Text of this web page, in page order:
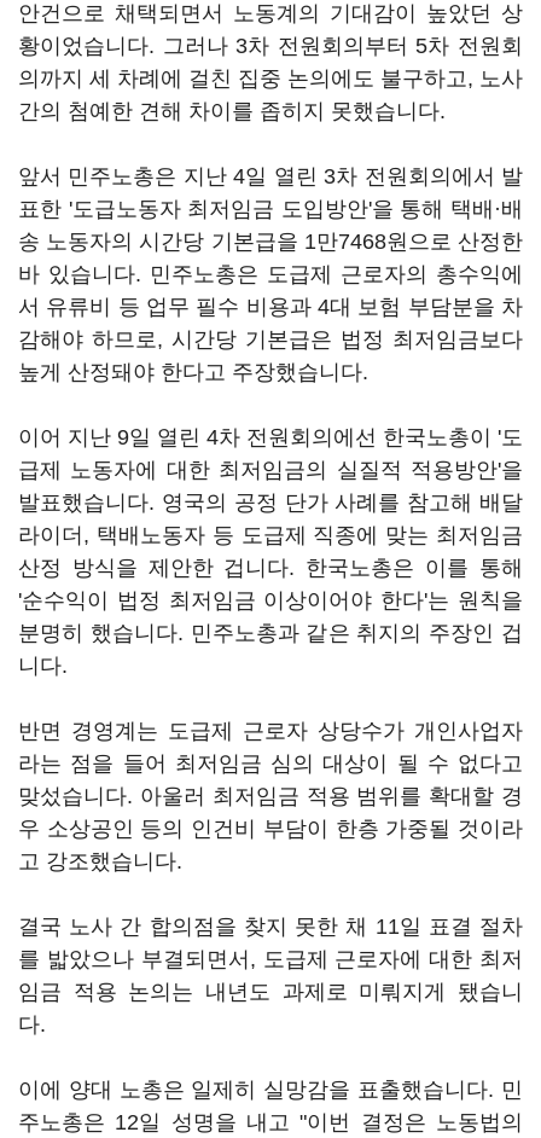
안건으로 채택되면서 노동계의 기대감이 높았던 상
황이었습니다. 그러나 3차 전원회의부터 5차 전원회
의까지 세 차례에 걸친 집중 논의에도 불구하고, 노사
간의 첨예한 견해 차이를 좁히지 못했습니다.
앞서 민주노총은 지난 4일 열린 3차 전원회의에서 발
표한 '도급노동자 최저임금 도입방안'을 통해 택배·배
송 노동자의 시간당 기본급을 1만7468원으로 산정한
바 있습니다. 민주노총은 도급제 근로자의 총수익에
서 유류비 등 업무 필수 비용과 4대 보험 부담분을 차
감해야 하므로, 시간당 기본급은 법정 최저임금보다
높게 산정돼야 한다고 주장했습니다.
이어 지난 9일 열린 4차 전원회의에선 한국노총이 '도
급제 노동자에 대한 최저임금의 실질적 적용방안'을
발표했습니다. 영국의 공정 단가 사례를 참고해 배달
라이더, 택배노동자 등 도급제 직종에 맞는 최저임금
산정 방식을 제안한 겁니다. 한국노총은 이를 통해
'순수익이 법정 최저임금 이상이어야 한다'는 원칙을
분명히 했습니다. 민주노총과 같은 취지의 주장인 겁
니다.
반면 경영계는 도급제 근로자 상당수가 개인사업자
라는 점을 들어 최저임금 심의 대상이 될 수 없다고
맞섰습니다. 아울러 최저임금 적용 범위를 확대할 경
우 소상공인 등의 인건비 부담이 한층 가중될 것이라
고 강조했습니다.
결국 노사 간 합의점을 찾지 못한 채 11일 표결 절차
를 밟았으나 부결되면서, 도급제 근로자에 대한 최저
임금 적용 논의는 내년도 과제로 미뤄지게 됐습니
다.
이에 양대 노총은 일제히 실망감을 표출했습니다. 민
주노총은 12일 성명을 내고 "이번 결정은 노동법의